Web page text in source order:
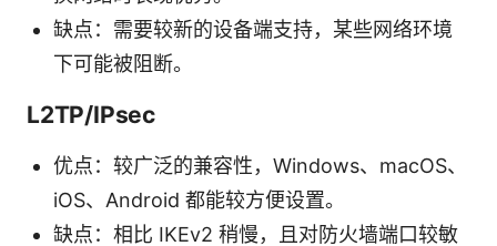
缺点：需要较新的设备端支持，某些网络环境
下可能被阻断。
L2TP/IPsec
优点：较广泛的兼容性，Windows、macOS、
iOS、Android 都能较方便设置。
缺点：相比 IKEv2 稍慢，且对防火墙端口较敏